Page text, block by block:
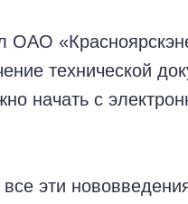
технической
начать с
эти